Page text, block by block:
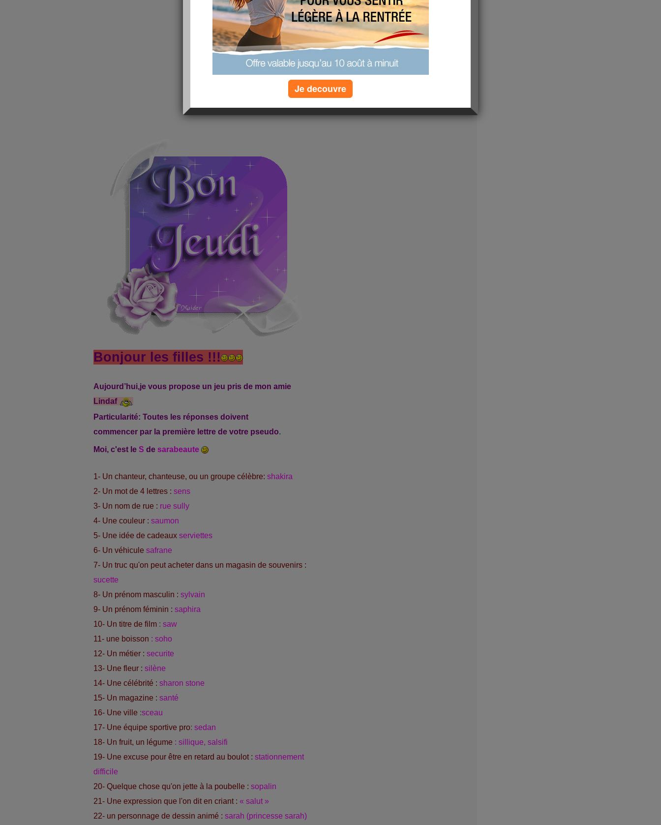
Bonjour les filles !!!
Aujourd’hui,je vous propose un jeu pris de mon amie
Lindaf
Particularité: Toutes les réponses doivent
commencer par la première lettre de votre pseudo.
Moi, c'est le S de sarabeaute
1- Un chanteur, chanteuse, ou un groupe célèbre: shakira
2- Un mot de 4 lettres : sens
3- Un nom de rue : rue sully
4- Une couleur : saumon
5- Une idée de cadeaux serviettes
6- Un véhicule safrane
7- Un truc qu'on peut acheter dans un magasin de souvenirs :
sucette
8- Un prénom masculin : sylvain
9- Un prénom féminin : saphira
10- Un titre de film : saw
11- une boisson : soho
12- Un métier : securite
13- Une fleur : silène
14- Une célébrité : sharon stone
15- Un magazine : santé
16- Une ville :sceau
17- Une équipe sportive pro: sedan
18- Un fruit, un légume : sillique, salsifi
19- Une excuse pour être en retard au boulot : stationnement
difficile
20- Quelque chose qu'on jette à la poubelle : sopalin
21- Une expression que l'on dit en criant : « salut »
22- un personnage de dessin animé : sarah (princesse sarah)
Je decouvre